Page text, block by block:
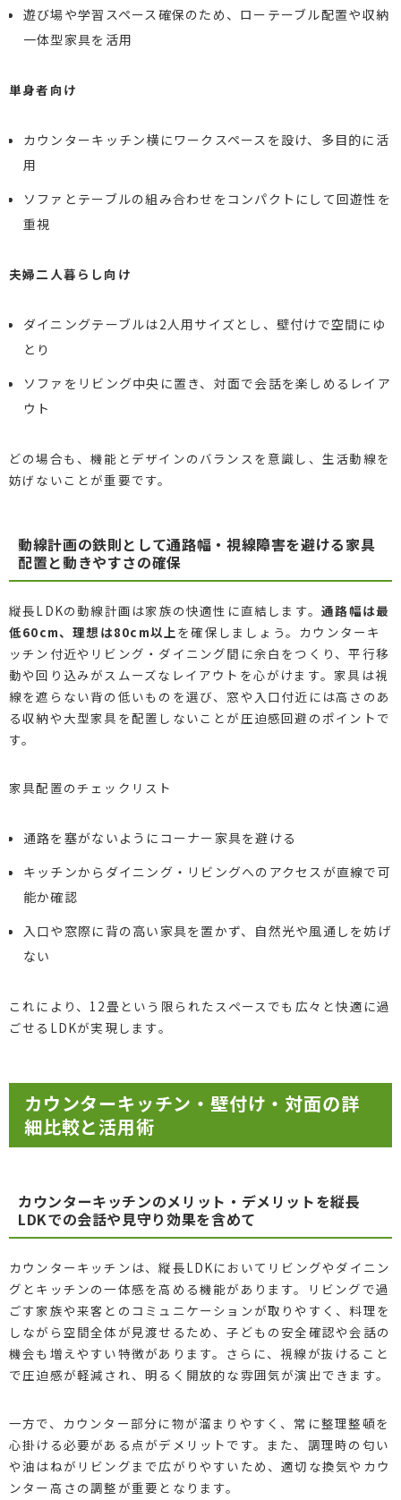
遊び場や学習スペース確保のため、ローテーブル配置や収納
一体型家具を活用
単身者向け
カウンターキッチン横にワークスペースを設け、多目的に活
用
ソファとテーブルの組み合わせをコンパクトにして回遊性を
重視
夫婦二人暮らし向け
ダイニングテーブルは2人用サイズとし、壁付けで空間にゆ
とり
ソファをリビング中央に置き、対面で会話を楽しめるレイア
ウト
どの場合も、機能とデザインのバランスを意識し、生活動線を
妨げないことが重要です。
動線計画の鉄則として通路幅・視線障害を避ける家具
配置と動きやすさの確保
縦長LDKの動線計画は家族の快適性に直結します。通路幅は最
低60cm、理想は80cm以上 を確保しましょう。カウンターキ
ッチン付近やリビング・ダイニング間に余白をつくり、平行移
動や回り込みがスムーズなレイアウトを心がけます。家具は視
線を遮らない背の低いものを選び、窓や入口付近には高さのあ
る収納や大型家具を配置しないことが圧迫感回避のポイントで
す。
家具配置のチェックリスト
通路を塞がないようにコーナー家具を避ける
キッチンからダイニング・リビングへのアクセスが直線で可
能か確認
入口や窓際に背の高い家具を置かず、自然光や風通しを妨げ
ない
これにより、12畳という限られたスペースでも広々と快適に過
ごせるLDKが実現します。
カウンターキッチン・壁付け・対面の詳
細比較と活用術
カウンターキッチンのメリット・デメリットを縦長
LDKでの会話や見守り効果を含めて
カウンターキッチンは、縦長LDKにおいてリビングやダイニン
グとキッチンの一体感を高める機能があります。リビングで過
ごす家族や来客とのコミュニケーションが取りやすく、料理を
しながら空間全体が見渡せるため、子どもの安全確認や会話の
機会も増えやすい特徴があります。さらに、視線が抜けること
で圧迫感が軽減され、明るく開放的な雰囲気が演出できます。
一方で、カウンター部分に物が溜まりやすく、常に整理整頓を
心掛ける必要がある点がデメリットです。また、調理時の匂い
や油はねがリビングまで広がりやすいため、適切な換気やカウ
ンター高さの調整が重要となります。